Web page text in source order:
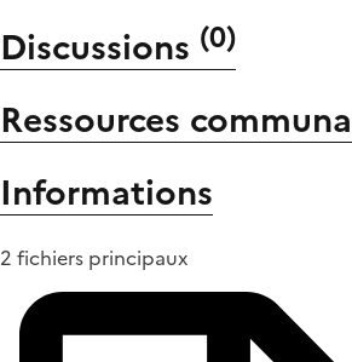
Discussions (0)
Ressources
Informations
2 fichiers principaux